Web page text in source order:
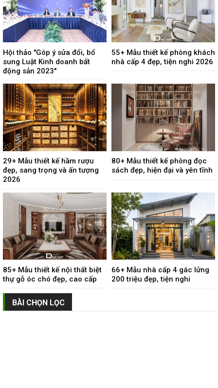
Hội thảo "Góp ý sửa đổi, bổ
sung Luật Kinh doanh bất
động sản 2023"
55+ Mẫu thiết kế phòng khách
nhà cấp 4 đẹp, tiện nghi 2026
29+ Mẫu thiết kế hầm rượu
đẹp, sang trọng và ấn tượng
2026
80+ Mẫu thiết kế phòng đọc
sách đẹp, hiện đại và yên tĩnh
85+ Mẫu thiết kế nội thất biệt
thự gỗ óc chó đẹp, cao cấp
66+ Mẫu nhà cấp 4 gác lửng
200 triệu đẹp, tiện nghi
BÀI CHỌN LỌC